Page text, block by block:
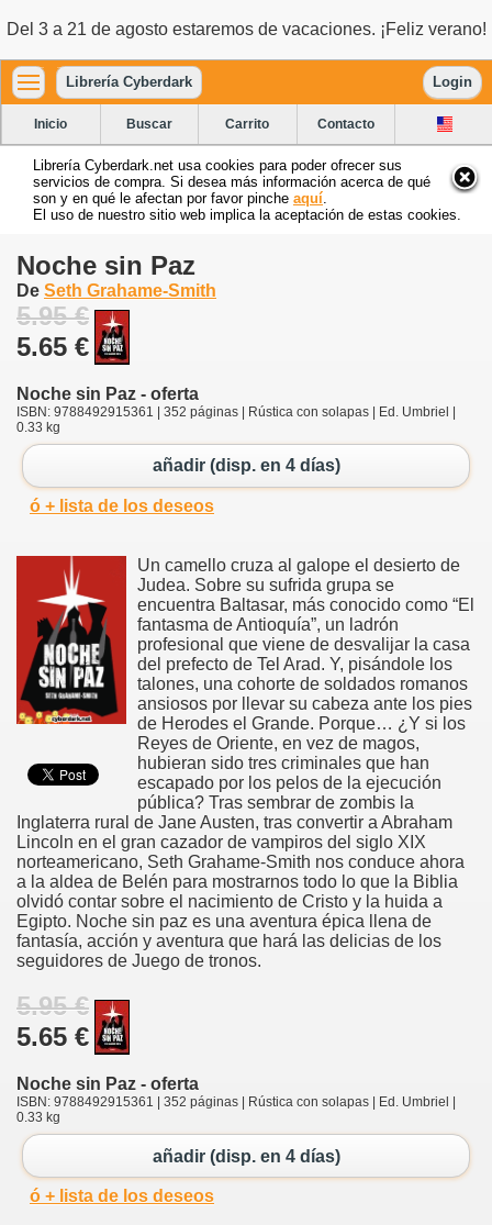
Del 3 a 21 de agosto estaremos de vacaciones. ¡Feliz verano!
Librería Cyberdark Login
Inicio Buscar Carrito Contacto
Librería Cyberdark.net usa cookies para poder ofrecer sus
servicios de compra. Si desea más información acerca de qué
son y en qué le afectan por favor pinche aquí
El uso de nuestro sitio web implica la aceptación de estas cookies.
Noche sin Paz
De Seth Grahame-Smith
5.95 €
5.65 €
Noche sin Paz - oferta
ISBN: 9788492915361 | 352 páginas | Rústica con solapas | Ed. Umbriel |
0.33 kg
añadir (disp. en 4 días)
ó + lista de los deseos
Un camello cruza al galope el desierto de
Judea. Sobre su sufrida grupa se
encuentra Baltasar, más conocido como “El
fantasma de Antioquía”, un ladrón
profesional que viene de desvalijar la casa
del prefecto de Tel Arad. Y, pisándole los
talones, una cohorte de soldados romanos
ansiosos por llevar su cabeza ante los pies
de Herodes el Grande. Porque… ¿Y si los
Reyes de Oriente, en vez de magos,
hubieran sido tres criminales que han
escapado por los pelos de la ejecución
pública? Tras sembrar de zombis la
Inglaterra rural de Jane Austen, tras convertir a Abraham
Lincoln en el gran cazador de vampiros del siglo XIX
norteamericano, Seth Grahame-Smith nos conduce ahora
a la aldea de Belén para mostrarnos todo lo que la Biblia
olvidó contar sobre el nacimiento de Cristo y la huida a
Egipto. Noche sin paz es una aventura épica llena de
fantasía, acción y aventura que hará las delicias de los
seguidores de Juego de tronos.
5.95 €
5.65 €
Noche sin Paz - oferta
ISBN: 9788492915361 | 352 páginas | Rústica con solapas | Ed. Umbriel |
0.33 kg
añadir (disp. en 4 días)
ó + lista de los deseos